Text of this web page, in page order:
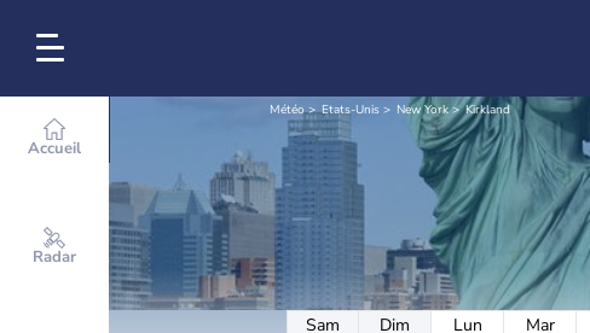
Accueil
Radar
Météo Etats-Unis New York Kirkland
Sam
Dim
Lun
Mar